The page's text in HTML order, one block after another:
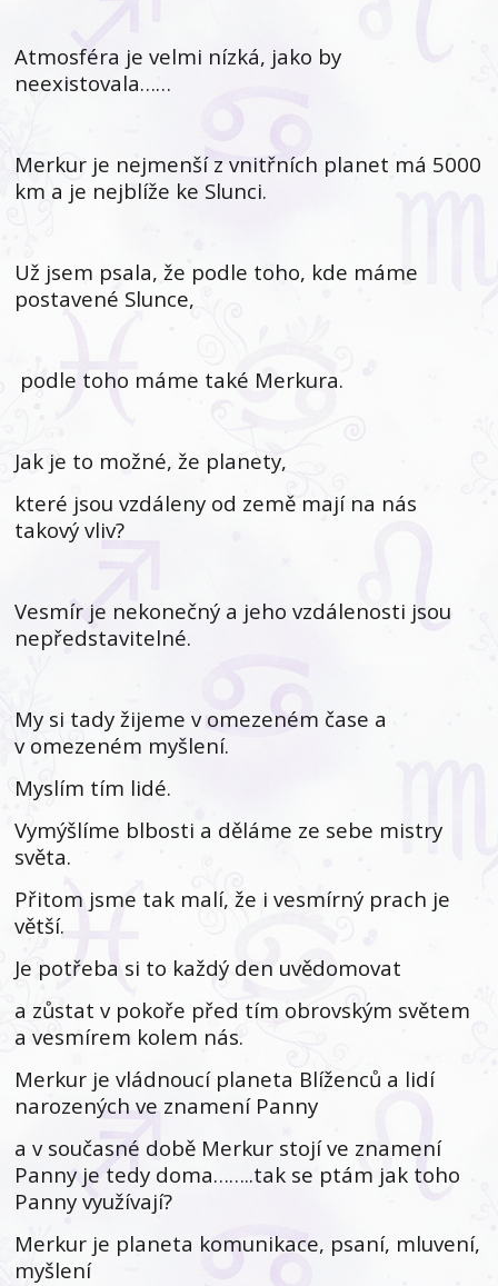
Atmosféra je velmi nízká, jako by
neexistovala……
Merkur je nejmenší z vnitřních planet má 5000
km a je nejblíže ke Slunci.
Už jsem psala, že podle toho, kde máme
postavené Slunce,
podle toho máme také Merkura.
Jak je to možné, že planety,
které jsou vzdáleny od země mají na nás
takový vliv?
Vesmír je nekonečný a jeho vzdálenosti jsou
nepředstavitelné.
My si tady žijeme v omezeném čase a
v omezeném myšlení.
Myslím tím lidé.
Vymýšlíme blbosti a děláme ze sebe mistry
světa.
Přitom jsme tak malí, že i vesmírný prach je
větší.
Je potřeba si to každý den uvědomovat
a zůstat v pokoře před tím obrovským světem
a vesmírem kolem nás.
Merkur je vládnoucí planeta Blíženců a lidí
narozených ve znamení Panny
a v současné době Merkur stojí ve znamení
Panny je tedy doma……..tak se ptám jak toho
Panny využívají?
Merkur je planeta komunikace, psaní, mluvení,
myšlení